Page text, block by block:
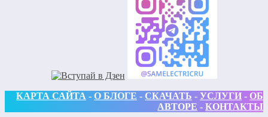
КАРТА САЙТА - О БЛОГЕ - СКАЧАТЬ - УСЛУГИ - ОБ
АВТОРЕ - КОНТАКТЫ